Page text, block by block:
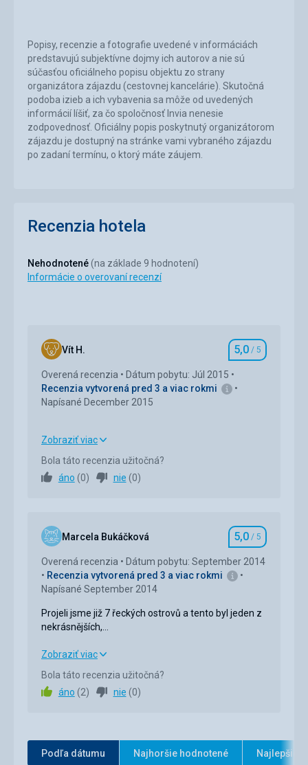
Popisy, recenzie a fotografie uvedené v informáciách
predstavujú subjektívne dojmy ich autorov a nie sú
súčasťou oficiálneho popisu objektu zo strany
organizátora zájazdu (cestovnej kancelárie). Skutočná
podoba izieb a ich vybavenia sa môže od uvedených
informácií líšiť, za čo spoločnosť Invia nenesie
zodpovednosť. Oficiálny popis poskytnutý organizátorom
zájazdu je dostupný na stránke vami vybraného zájazdu
po zadaní termínu, o ktorý máte záujem.
Recenzia hotela
Nehodnotené (na základe 9 hodnotení)
Informácie o overovaní recenzí
Vít H. Hodnotenie
5,0 / 5
Overená recenzia
Dátum pobytu: Júl 2015
Recenzia vytvorená pred 3 a viac rokmi
Napísané December 2015
Ubytovanie
Služby 5,0/ 5
Cena 5,0/ 5
Zobraziť viac
Bola táto recenzia užitočná?
áno (0) nie (0)
Marcela Bukáčková Hodnotenie
5,0 / 5
Overená recenzia
Dátum pobytu: September 2014
Recenzia vytvorená pred 3 a viac rokmi
Napísané September 2014
Projeli jsme již 7 řeckých ostrovů a tento byl jeden z
nekrásnějších,
silnice slepá téměř bez provozu, málo lidí, dovolená
touží po klidné a krásné dovolené
Projeli jsme již 7 řeckých ostrovů a tento byl jeden z
malá zátoka, čtyři taverničky s výbornou kuchyní,
silnice slepá téměř bez provozu, málo lidí, dovolená
Strava / 5
Zobraziť viac
Bola táto recenzia užitočná?
áno (2) nie (0)
Podľa dátumu Najhoršie hodnotené Najlepšie